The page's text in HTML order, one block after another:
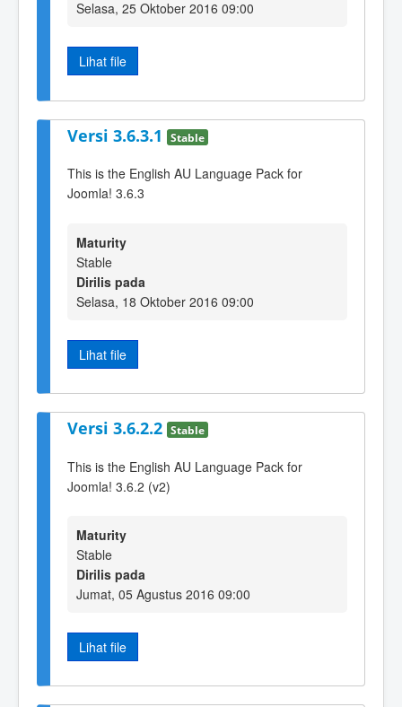
Selasa, 25 Oktober 2016 09:00
Lihat file
Versi 3.6.3.1 Stable
This is the English AU Language Pack for
Joomla! 3.6.3
Maturity
Stable
Dirilis pada
Selasa, 18 Oktober 2016 09:00
Lihat file
Versi 3.6.2.2 Stable
This is the English AU Language Pack for
Joomla! 3.6.2 (v2)
Maturity
Stable
Dirilis pada
Jumat, 05 Agustus 2016 09:00
Lihat file